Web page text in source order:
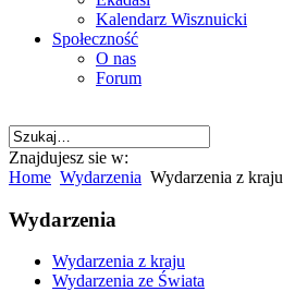
Kalendarz Wisznuicki
Społeczność
O nas
Forum
Znajdujesz sie w:
Home Wydarzenia Wydarzenia z kraju
Wydarzenia
Wydarzenia z kraju
Wydarzenia ze Świata